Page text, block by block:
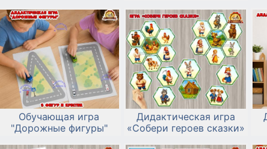
Обучающая игра
"Дорожные фигуры"
Дидактическая игра
«Собери героев сказки»